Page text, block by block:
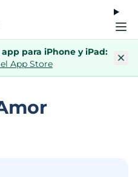
para iPhone y iPad:
App Store